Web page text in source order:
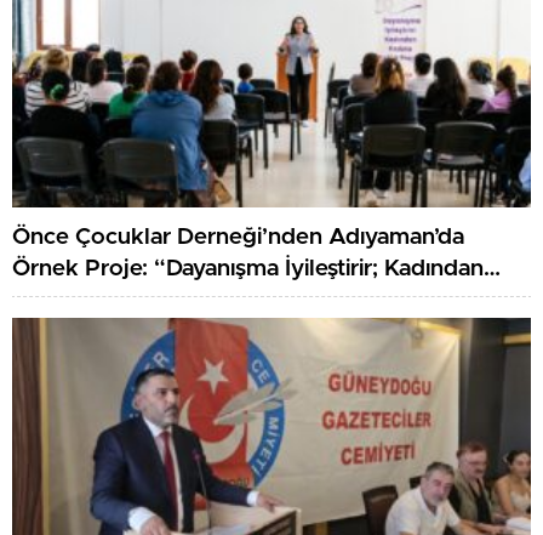
Önce Çocuklar Derneği’nden Adıyaman’da
Örnek Proje: “Dayanışma İyileştirir; Kadından
Kadına Sağlık”